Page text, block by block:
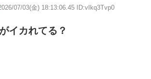
07/03(金) 18:13:06.45 ID:vIkq3Tvp0
イカれてる？